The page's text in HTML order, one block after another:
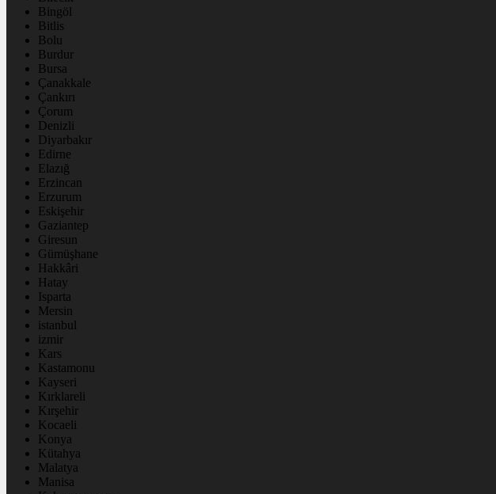
Bingöl
Bitlis
Bolu
Burdur
Bursa
Çanakkale
Çankırı
Çorum
Denizli
Diyarbakır
Edirne
Elazığ
Erzincan
Erzurum
Eskişehir
Gaziantep
Giresun
Gümüşhane
Hakkâri
Hatay
Isparta
Mersin
istanbul
izmir
Kars
Kastamonu
Kayseri
Kırklareli
Kırşehir
Kocaeli
Konya
Kütahya
Malatya
Manisa